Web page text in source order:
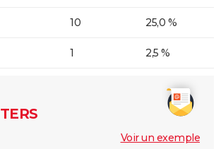
10 25,0 %
1 2,5 %
Voir un exemple